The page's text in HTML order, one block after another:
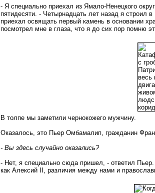
- Я специально приехал из Ямало-Ненецкого
пятидесяти. - Четырнадцать лет назад я строил
приехал освящать первый камень в основании
посмотрел мне в глаза, что я до сих пор помню
В толпе мы заметили чернокожего мужчину.
Оказалось, это Пьер Омбамалип, гражданин
- Вы здесь случайно оказались?
- Нет, я специально сюда пришел, - ответил
как Алексий II, различия между нами и